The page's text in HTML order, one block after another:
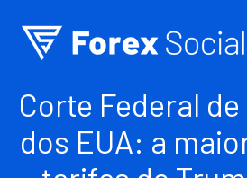
Corte Federal
dos EUA: a